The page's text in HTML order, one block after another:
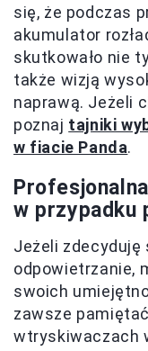
się, że podczas
akumulator
skutkowało nie
także wizją
naprawą. Jeżeli
poznaj tajniki
w fiacie Panda.
w przypadku
Jeżeli zdecyduję
odpowietrzanie,
swoich
zawsze
wtryskiwaczach